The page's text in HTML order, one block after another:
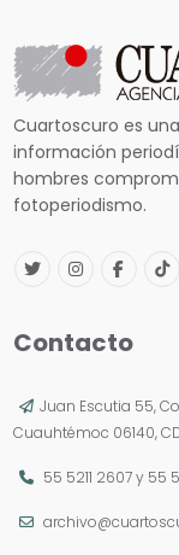
Cuartoscuro es
información
hombres
fotoperiodismo.
Contacto
Juan Escutia 55,
Cuauhtémoc 06140,
55 5211 2607y 55